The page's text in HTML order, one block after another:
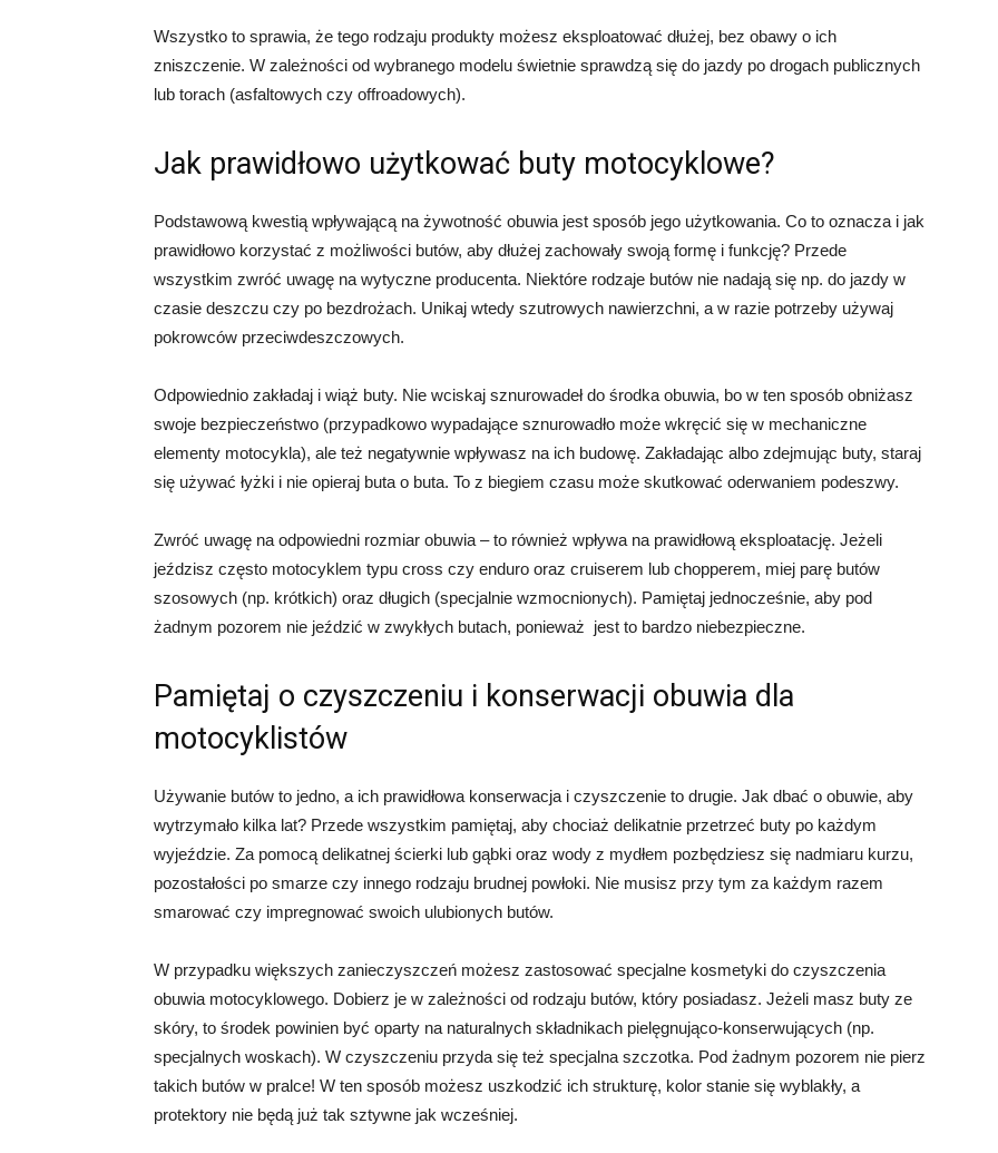
Wszystko to sprawia, że tego rodzaju produkty możesz eksploatować dłużej, bez obawy o ich
zniszczenie. W zależności od wybranego modelu świetnie sprawdzą się do jazdy po drogach publicznych
lub torach (asfaltowych czy offroadowych).
Jak prawidłowo użytkować buty motocyklowe?
Podstawową kwestią wpływającą na żywotność obuwia jest sposób jego użytkowania. Co to oznacza i jak
prawidłowo korzystać z możliwości butów, aby dłużej zachowały swoją formę i funkcję? Przede
wszystkim zwróć uwagę na wytyczne producenta. Niektóre rodzaje butów nie nadają się np. do jazdy w
czasie deszczu czy po bezdrożach. Unikaj wtedy szutrowych nawierzchni, a w razie potrzeby używaj
pokrowców przeciwdeszczowych.
Odpowiednio zakładaj i wiąż buty. Nie wciskaj sznurowadeł do środka obuwia, bo w ten sposób obniżasz
swoje bezpieczeństwo (przypadkowo wypadające sznurowadło może wkręcić się w mechaniczne
elementy motocykla), ale też negatywnie wpływasz na ich budowę. Zakładając albo zdejmując buty, staraj
się używać łyżki i nie opieraj buta o buta. To z biegiem czasu może skutkować oderwaniem podeszwy.
Zwróć uwagę na odpowiedni rozmiar obuwia – to również wpływa na prawidłową eksploatację. Jeżeli
jeździsz często motocyklem typu cross czy enduro oraz cruiserem lub chopperem, miej parę butów
szosowych (np. krótkich) oraz długich (specjalnie wzmocnionych). Pamiętaj jednocześnie, aby pod
żadnym pozorem nie jeździć w zwykłych butach, ponieważ jest to bardzo niebezpieczne.
Pamiętaj o czyszczeniu i konserwacji obuwia dla
motocyklistów
Używanie butów to jedno, a ich prawidłowa konserwacja i czyszczenie to drugie. Jak dbać o obuwie, aby
wytrzymało kilka lat? Przede wszystkim pamiętaj, aby chociaż delikatnie przetrzeć buty po każdym
wyjeździe. Za pomocą delikatnej ścierki lub gąbki oraz wody z mydłem pozbędziesz się nadmiaru kurzu,
pozostałości po smarze czy innego rodzaju brudnej powłoki. Nie musisz przy tym za każdym razem
smarować czy impregnować swoich ulubionych butów.
W przypadku większych zanieczyszczeń możesz zastosować specjalne kosmetyki do czyszczenia
obuwia motocyklowego. Dobierz je w zależności od rodzaju butów, który posiadasz. Jeżeli masz buty ze
skóry, to środek powinien być oparty na naturalnych składnikach pielęgnująco-konserwujących (np.
specjalnych woskach). W czyszczeniu przyda się też specjalna szczotka. Pod żadnym pozorem nie pierz
takich butów w pralce! W ten sposób możesz uszkodzić ich strukturę, kolor stanie się wyblakły, a
protektory nie będą już tak sztywne jak wcześniej.